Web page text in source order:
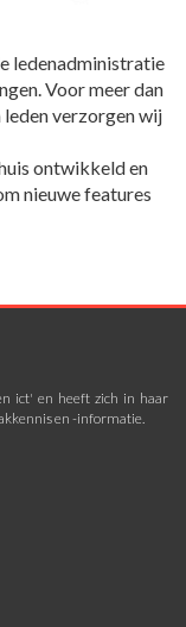
ledenadministratie
Voor meer dan
verzorgen wij
ontwikkeld en
nieuwe features
ict' en heeft zich in haar
en -informatie.